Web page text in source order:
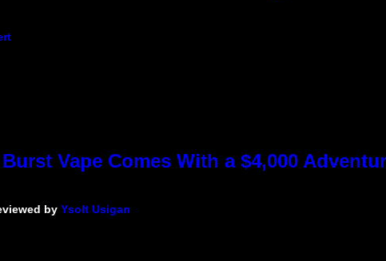
Burst Vape Comes With a $4,000
by Ysolt Usigan